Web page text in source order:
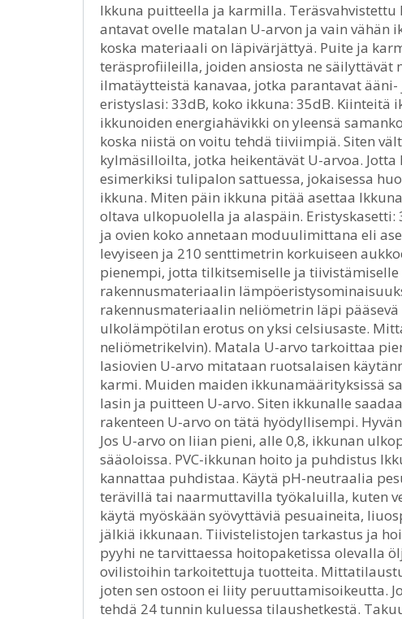
Ikkuna puitteella ja karmilla. Teräsvahvistettu
antavat ovelle matalan U-arvon ja vain vähän
koska materiaali on läpivärjättyä. Puite ja
teräsprofiileilla, joiden ansiosta ne säilyttävät
ilmatäytteistä kanavaa, jotka parantavat
eristyslasi: 33dB, koko ikkuna: 35dB. Kiinteitä
ikkunoiden energiahävikki on yleensä
koska niistä on voitu tehdä tiiviimpiä. Siten
kylmäsilloilta, jotka heikentävät U-arvoa.
esimerkiksi tulipalon sattuessa, jokaisessa
ikkuna. Miten päin ikkuna pitää asettaa
oltava ulkopuolella ja alaspäin.
ja ovien koko annetaan moduulimittana eli
levyiseen ja 210 senttimetrin korkuiseen
pienempi, jotta tilkitsemiselle ja tiivistämiselle
rakennusmateriaalin
rakennusmateriaalin neliömetrin läpi
ulkolämpötilan erotus on yksi celsiusaste.
neliömetrikelvin). Matala U-arvo tarkoittaa
lasiovien U-arvo mitataan ruotsalaisen
karmi. Muiden maiden ikkunamäärityksissä
lasin ja puitteen U-arvo. Siten ikkunalle
rakenteen U-arvo on tätä hyödyllisempi.
Jos U-arvo on liian pieni, alle 0,8, ikkunan
sääoloissa. PVC-ikkunan hoito ja puhdistus
kannattaa puhdistaa. Käytä pH-neutraalia
terävillä tai naarmuttavilla työkaluilla, kuten
käytä myöskään syövyttäviä pesuaineita,
jälkiä ikkunaan. Tiivistelistojen tarkastus ja
pyyhi ne tarvittaessa hoitopaketissa olevalla
ovilistoihin tarkoitettuja tuotteita.
joten sen ostoon ei liity peruuttamisoikeutta.
tehdä 24 tunnin kuluessa tilaushetkestä.